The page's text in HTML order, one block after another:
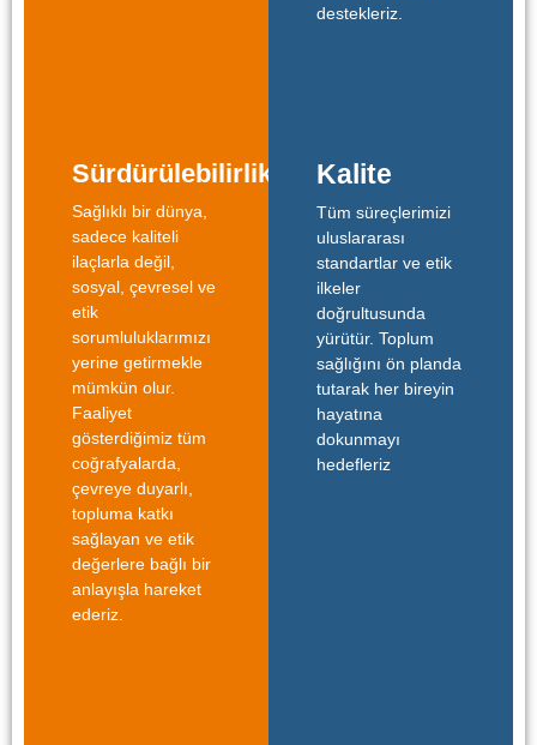
destekleriz.
Kalite
Tüm süreçlerimizi
uluslararası
standartlar ve etik
ilkeler
doğrultusunda
yürütür. Toplum
sağlığını ön planda
tutarak her bireyin
hayatına
dokunmayı
hedefleriz
Sürdürülebilirlik
Sağlıklı bir dünya,
sadece kaliteli
ilaçlarla değil,
sosyal, çevresel ve
etik
sorumluluklarımızı
yerine getirmekle
mümkün olur.
Faaliyet
gösterdiğimiz tüm
coğrafyalarda,
çevreye duyarlı,
topluma katkı
sağlayan ve etik
değerlere bağlı bir
anlayışla hareket
ederiz.